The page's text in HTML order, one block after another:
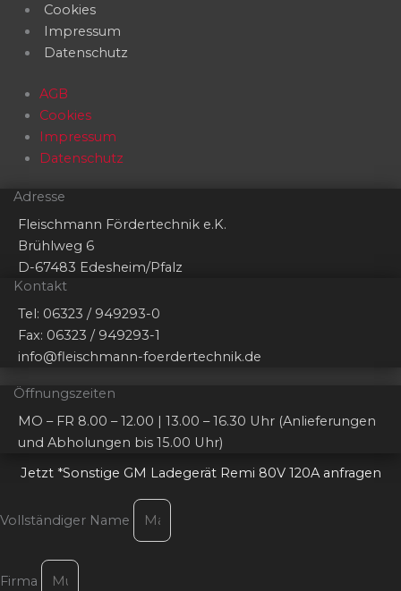
Cookies
Impressum
Datenschutz
AGB
Cookies
Impressum
Datenschutz
Adresse
Fleischmann Fördertechnik e.K.
Brühlweg 6
D-67483 Edesheim/Pfalz
Kontakt
Tel: 06323 / 949293-0
Fax: 06323 / 949293-1
info@fleischmann-foerdertechnik.de
Öffnungszeiten
MO – FR 8.00 – 12.00 | 13.00 – 16.30 Uhr (Anlieferungen
und Abholungen bis 15.00 Uhr)
Jetzt *Sonstige GM Ladegerät Remi 80V 120A anfragen
Vollständiger Name
Firma